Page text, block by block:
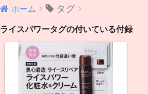
ホーム タグ
ライスパワータグの付いている付録